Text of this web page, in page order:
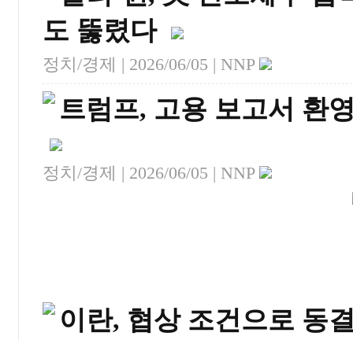
도 뚫렸다
정치/경제 | 2026/06/05 | NNP
트럼프, 고용 보고서 환
정치/경제 | 2026/06/05 | NNP
이란, 협상 조건으로 동